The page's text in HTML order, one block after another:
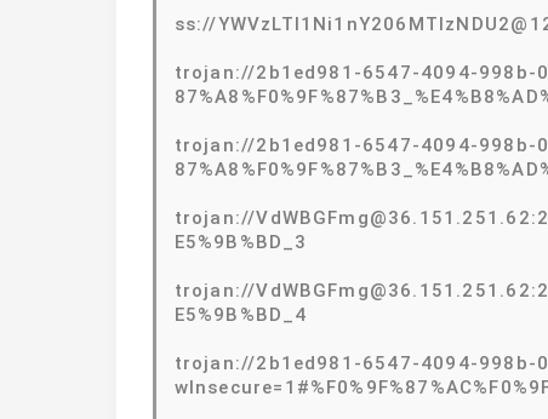
ss://
trojan://2b1ed981-6547-4094-998b-
trojan://2b1ed981-6547-4094-998b-
trojan://
E5%9B%BD_3
trojan://
E5%9B%BD_4
trojan://2b1ed981-6547-4094-998b-